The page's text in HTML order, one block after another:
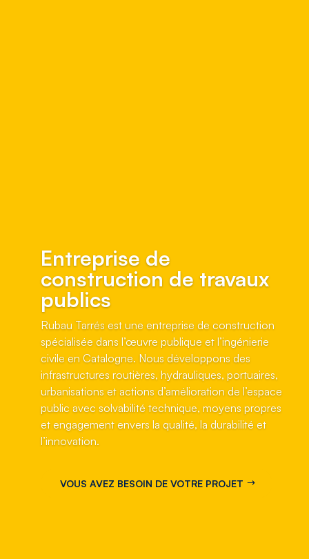
Entreprise de
construction de travaux
publics
Rubau Tarrés est une entreprise de construction
spécialisée dans l’œuvre publique et l’ingénierie
civile en Catalogne. Nous développons des
infrastructures routières, hydrauliques, portuaires,
urbanisations et actions d’amélioration de l’espace
public avec solvabilité technique, moyens propres
et engagement envers la qualité, la durabilité et
l’innovation.
VOUS AVEZ BESOIN DE VOTRE PROJET